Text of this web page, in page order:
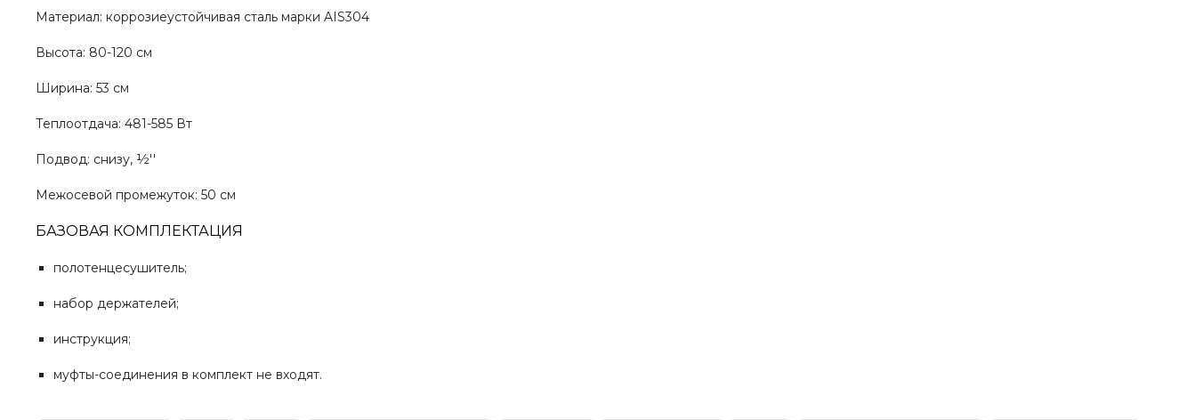
Материал: коррозиеустойчивая сталь марки AIS304
Высота: 80-120 см
Ширина: 53 см
Теплоотдача: 481-585 Вт
Подвод: снизу, ½''
Межосевой промежуток: 50 см
БАЗОВАЯ КОМПЛЕКТАЦИЯ
полотенцесушитель;
набор держателей;
инструкция;
муфты-соединения в комплект не входят.